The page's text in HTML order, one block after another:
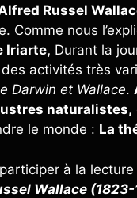
Russel
Comme nous
Iriarte, Durant la
activités très
Darwin et Wallace.
naturalistes,
le monde : La
à la
Wallace